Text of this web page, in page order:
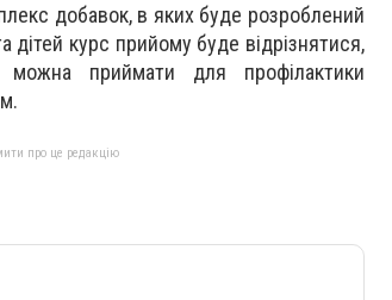
добавок, в яких буде розроблений
дітей курс прийому буде відрізнятися,
приймати для профілактики
про це редакцію